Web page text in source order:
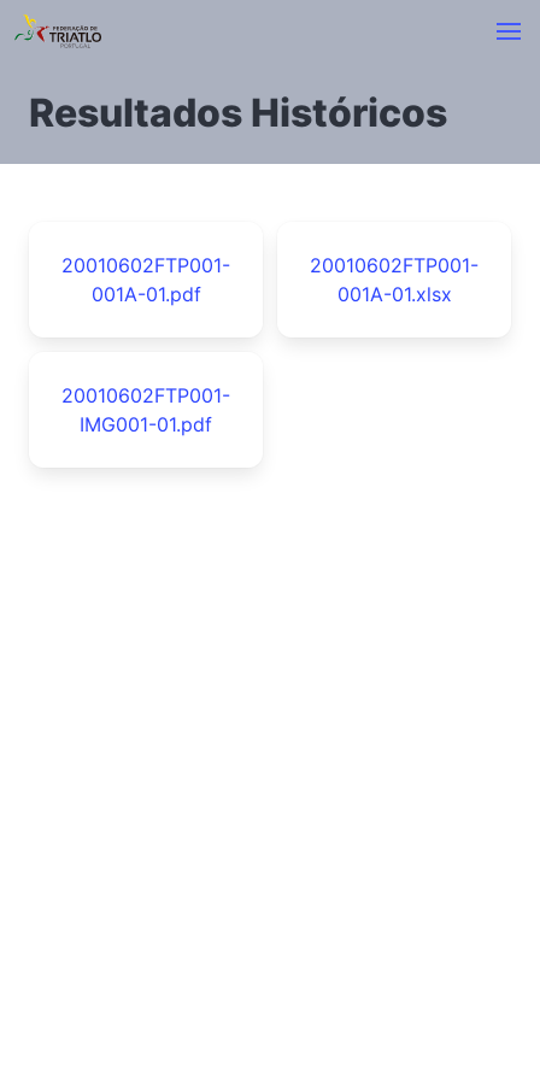
Resultados Históricos
20010602FTP001-
001A-01.pdf
20010602FTP001-
001A-01.xlsx
20010602FTP001-
IMG001-01.pdf